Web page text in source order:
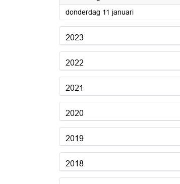
donderdag 11 januari2024
2023
2022
2021
2020
2019
2018